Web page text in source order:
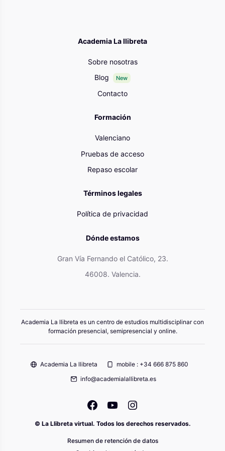
Academia La llibreta
Sobre nosotras
Blog
New
Contacto
Formación
Valenciano
Pruebas de acceso
Repaso escolar
Términos legales
Política de privacidad
Dónde estamos
Gran Vía Fernando el Católico, 23.
46008. Valencia.
Academia La llibreta es un centro de estudios multidisciplinar con
formación presencial, semipresencial y online.
Academia La llibreta
mobile : +34 666 875 860
info@academialallibreta.es
© La Llibreta virtual. Todos los derechos reservados.
Resumen de retención de datos